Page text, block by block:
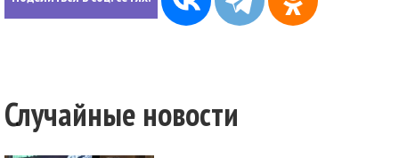
Случайные новости